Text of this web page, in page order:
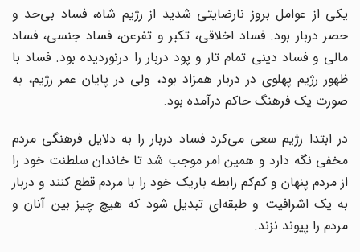
یکی از عوامل بروز نارضایتی شدید از رژیم شاه، فساد بی‌حد و
حصر دربار بود. فساد اخلاقی، تکبر و تفرعن، فساد جنسی، فساد
مالی و فساد دینی تمام تار و پود دربار را در‌نوردیده بود. فساد با
ظهور رژیم پهلوی در دربار همزاد بود، ولی در پایان عمر رژیم، به
صورت یک فرهنگ حاکم درآمده بود.
در ابتدا رژیم سعی می‌کرد فساد دربار را به دلایل فرهنگی مردم
مخفی نگه دارد و همین امر موجب شد تا خاندان سلطنت خود را
از مردم پنهان و کم‌کم رابطه باریک خود را با مردم قطع کنند و دربار
به یک اشرافیت و طبقه‌ای تبدیل شود که هیچ چیز بین آنان و
مردم را پیوند نزند.